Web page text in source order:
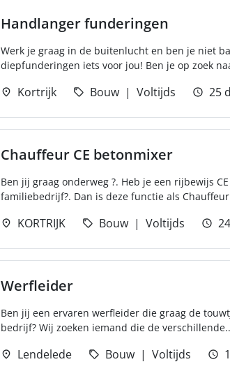
Handlanger funderingen
Werk je graag in de buitenlucht en ben je niet
diepfunderingen iets voor jou! Ben je op zoek
Kortrijk Bouw Voltijds 25
Chauffeur CE betonmixer
Ben jij graag onderweg ?. Heb je een rijbewijs
familiebedrijf?. Dan is deze functie als Chauffeur
KORTRIJK Bouw Voltijds
Werfleider
Ben jij een ervaren werfleider die graag de
bedrijf? Wij zoeken iemand die de
Lendelede Bouw Voltijds